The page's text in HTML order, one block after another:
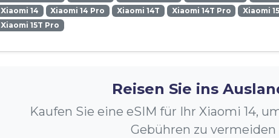
Xiaomi 14
Xiaomi 14 Pro Xiaomi 14T Xiaomi 14T Pro Xiaomi 15
Xiaomi 15T Pro
Reisen Sie ins
Kaufen Sie eine eSIM für Ihr Xiaomi 14,
Gebühren zu vermeiden